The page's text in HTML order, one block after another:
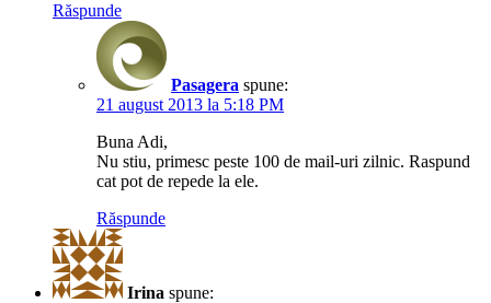
Răspunde
Pasagera spune:
21 august 2013 la 5:18 PM
Buna Adi,
Nu stiu, primesc peste 100 de mail-uri zilnic. Raspund
cat pot de repede la ele.
Răspunde
Irina spune: